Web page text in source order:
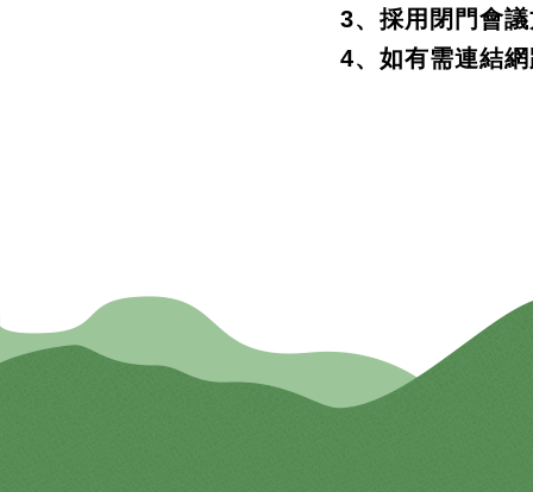
3、採用閉門會
4、如有需連結